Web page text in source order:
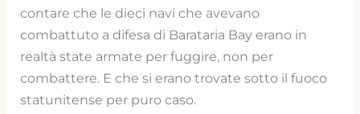
contare che le dieci navi che avevano
combattuto a difesa di Barataria Bay erano in
realtà state armate per fuggire, non per
combattere. E che si erano trovate sotto il fuoco
statunitense per puro caso.